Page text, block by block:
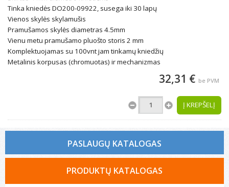
Tinka kniedės DO200-09922, susega iki 30 lapų
Vienos skylės skylamušis
Pramušamos skylės diametras 4.5mm
Vienu metu pramušamo pluošto storis 2 mm
Komplektuojamas su 100vnt jam tinkamų kniedžių
Metalinis korpusas (chromuotas) ir mechanizmas
32,31 € be PVM
Į KREPŠELĮ
PASLAUGŲ KATALOGAS
Tonerio kasečių pildymas
PRODUKTŲ KATALOGAS